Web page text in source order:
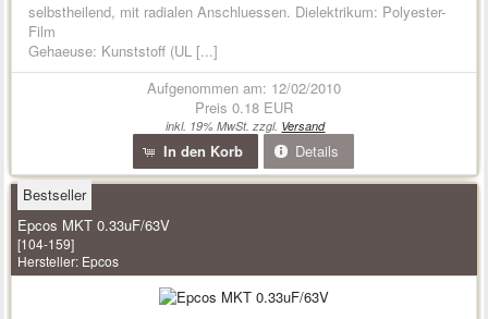
selbstheilend, mit radialen Anschluessen. Dielektrikum: Polyester-
Film
Gehaeuse: Kunststoff (UL [...]
Aufgenommen am: 12/02/2010
Preis 0.18 EUR
inkl. 19% MwSt. zzgl. Versand
In den Korb Details
Bestseller
Epcos MKT 0.33uF/63V
[104-159]
Hersteller: Epcos